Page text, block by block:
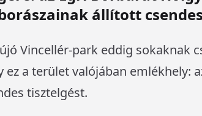
állított
Vincellér-park eddig sokaknak
ez a terület valójában emlékhely:
tisztelgést.